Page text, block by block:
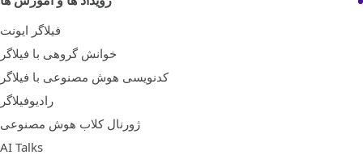
فیلاگر ایونت
خوانش گروهی با فیلاگر
کدنویسی هوش مصنوعی با فیلاگر
رادیوفیلاگر
ژورنال کلاب هوش مصنوعی
AI Talks